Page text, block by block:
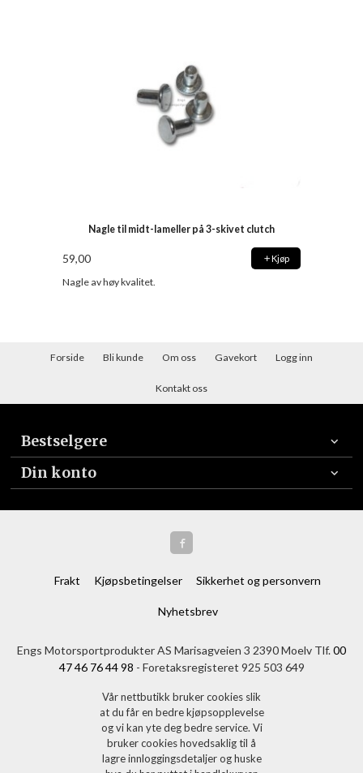
Nagle til midt-lameller på 3-skivet clutch
59,00 Kjøp
Nagle av høy kvalitet.
Forside Bli kunde Om oss Gavekort Logg inn
Kontakt oss
Bestselgere
Din konto
Frakt Kjøpsbetingelser Sikkerhet og personvern
Nyhetsbrev
Engs Motorsportprodukter AS Marisagveien 3 2390 Moelv Tlf.00
47 46 76 44 98 - Foretaksregisteret 925 503 649
Vår nettbutikk bruker cookies slik
at du får en bedre kjøpsopplevelse
og vi kan yte deg bedre service. Vi
bruker cookies hovedsaklig til å
lagre innloggingsdetaljer og huske